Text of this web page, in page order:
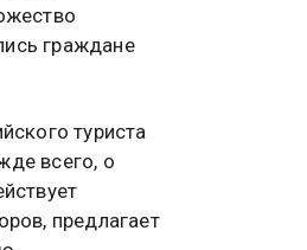
граждане
туриста
всего, о
предлагает